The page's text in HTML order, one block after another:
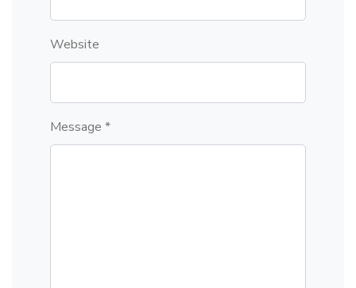
Website
Message *